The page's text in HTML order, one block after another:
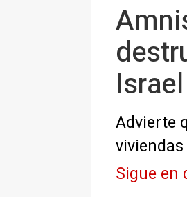
Israel
Advierte
Sigue en